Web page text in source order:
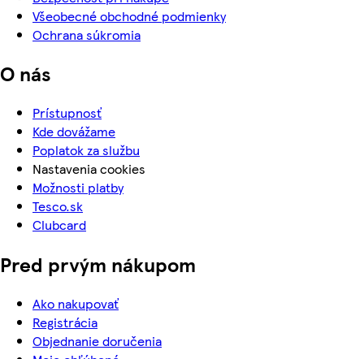
Všeobecné obchodné podmienky
Ochrana súkromia
O nás
Prístupnosť
Kde dovážame
Poplatok za službu
Nastavenia cookies
Možnosti platby
Tesco.sk
Clubcard
Pred prvým nákupom
Ako nakupovať
Registrácia
Objednanie doručenia